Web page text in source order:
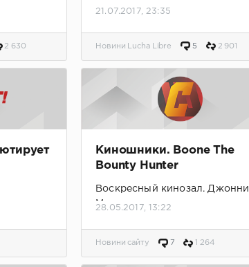
2 630
21.07.2017, 23:35
Новини Lucha Libre 5 2 901
Киношники. Boone The
Bounty Hunter
Воскресный кинозал. Джонни
Мундо вышел на тропу охоты.
28.05.2017, 13:22
Новини сайту 7 1 264